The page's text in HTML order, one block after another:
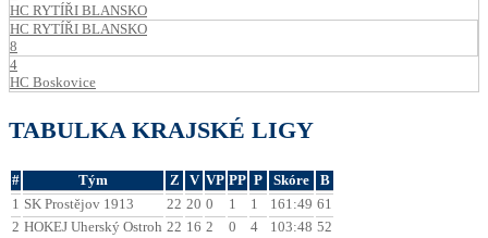
HC RYTÍŘI BLANSKO
HC RYTÍŘI BLANSKO
8
4
HC Boskovice
TABULKA KRAJSKÉ LIGY
# Tým Z V VP PP P Skóre
B
1 SK Prostějov 1913 22 20 0 1 1 161:49 61
2 HOKEJ Uherský Ostroh 22 16 2 0 4 103:48 52